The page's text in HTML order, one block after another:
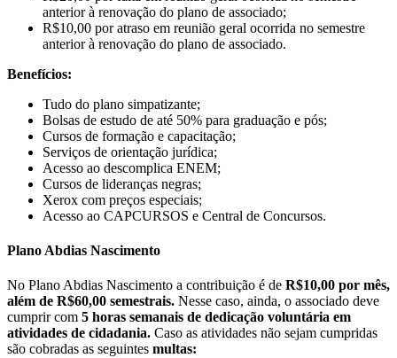
anterior à renovação do plano de associado;
R$10,00 por atraso em reunião geral ocorrida no semestre
anterior à renovação do plano de associado.
Benefícios:
Tudo do plano simpatizante;
Bolsas de estudo de até 50% para graduação e pós;
Cursos de formação e capacitação;
Serviços de orientação jurídica;
Acesso ao descomplica ENEM;
Cursos de lideranças negras;
Xerox com preços especiais;
Acesso ao CAPCURSOS e Central de Concursos.
Plano Abdias Nascimento
No Plano Abdias Nascimento a contribuição é de R$10,00 por mês,
além de R$60,00 semestrais. Nesse caso, ainda, o associado deve
cumprir com 5 horas semanais de dedicação voluntária em
atividades de cidadania. Caso as atividades não sejam cumpridas
são cobradas as seguintes multas: